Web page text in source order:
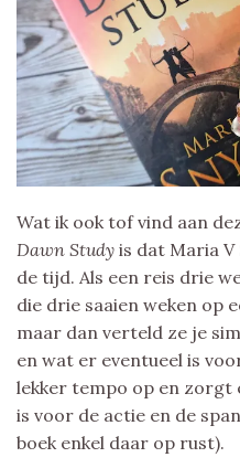
Wat ik ook tof vind aan
Dawn Study is dat Maria
de tijd. Als een reis drie
die drie saaien weken op
maar dan verteld ze je
en wat er eventueel is
lekker tempo op en
is voor de actie en de
boek enkel daar op rust).